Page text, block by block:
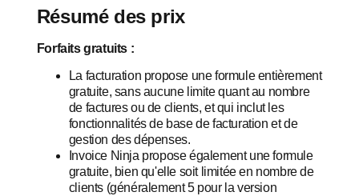
Résumé des prix
Forfaits gratuits :
La facturation propose une formule entièrement
gratuite, sans aucune limite quant au nombre
de factures ou de clients, et qui inclut les
fonctionnalités de base de facturation et de
gestion des dépenses.
Invoice Ninja propose également une formule
gratuite, bien qu'elle soit limitée en nombre de
clients (généralement 5 pour la version